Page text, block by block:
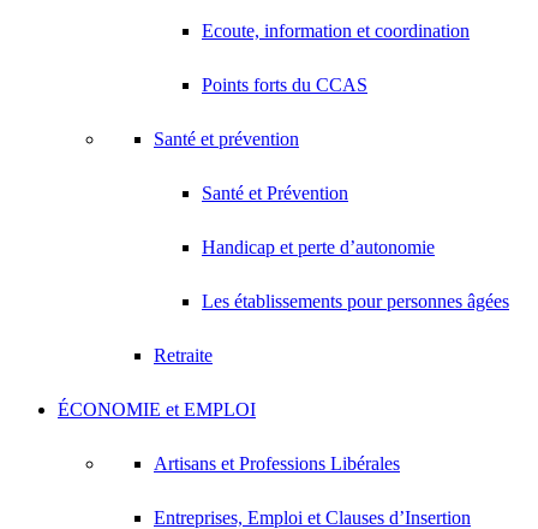
Ecoute, information et coordination
Points forts du CCAS
Santé et prévention
Santé et Prévention
Handicap et perte d’autonomie
Les établissements pour personnes âgées
Retraite
ÉCONOMIE et EMPLOI
Artisans et Professions Libérales
Entreprises, Emploi et Clauses d’Insertion